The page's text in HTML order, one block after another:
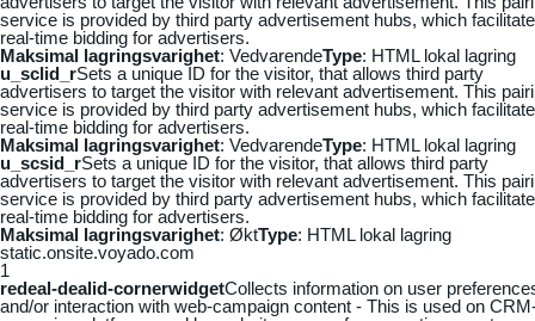
service is provided by third party advertisement hubs, which
real-time bidding for advertisers.
Maksimal lagringsvarighet: VedvarendeType: HTML lokal lagring
u_sclid_rSets a unique ID for the visitor, that allows third party
advertisers to target the visitor with relevant advertisement. This
service is provided by third party advertisement hubs, which
real-time bidding for advertisers.
Maksimal lagringsvarighet: VedvarendeType: HTML lokal lagring
u_scsid_rSets a unique ID for the visitor, that allows third party
advertisers to target the visitor with relevant advertisement. This
service is provided by third party advertisement hubs, which
real-time bidding for advertisers.
Maksimal lagringsvarighet: ØktType: HTML lokal lagring
static.onsite.voyado.com
1
redeal-dealid-cornerwidgetCollects information on user
and/or interaction with web-campaign content - This is used on